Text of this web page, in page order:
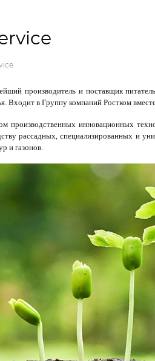
производитель и поставщик
Входит в Группу компаний Ростком
производственных инновационных
рассадных, специализированных и
и газонов.